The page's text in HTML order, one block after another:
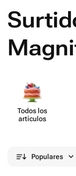
Todos los
artículos
Populares